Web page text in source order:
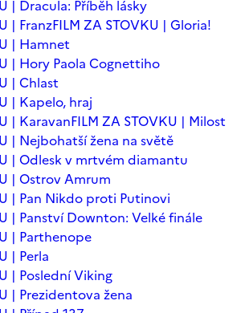
| Dracula: Příběh lásky
| FranzFILM ZA STOVKU | Gloria!
| Hamnet
| Hory Paola Cognettiho
| Chlast
| Kapelo, hraj
| KaravanFILM ZA STOVKU | Milost
| Nejbohatší žena na světě
| Odlesk v mrtvém diamantu
| Ostrov Amrum
| Pan Nikdo proti Putinovi
| Panství Downton: Velké finále
| Parthenope
| Perla
| Poslední Viking
| Prezidentova žena